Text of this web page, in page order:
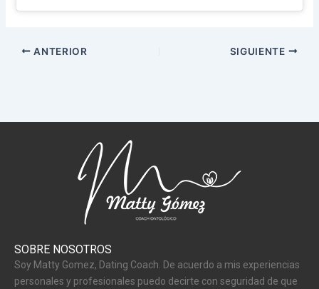
ANTERIOR SIGUIENTE
SOBRE NOSOTROS
Soy Matty Gomez, Dating Coach. De acuerdo a mis experiencias
personales y profesionales puedo decirte con seguridad de que